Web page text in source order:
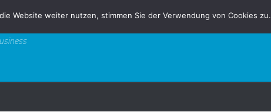
Website weiter nutzen, stimmen Sie der Verwendung von Cookies zu.